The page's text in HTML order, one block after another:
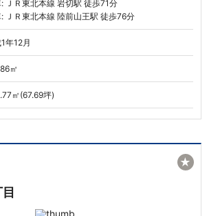
: ＪＲ東北本線 岩切駅 徒歩71分
: ＪＲ東北本線 陸前山王駅 徒歩76分
年12月
㎡
㎡(67.69坪)
★